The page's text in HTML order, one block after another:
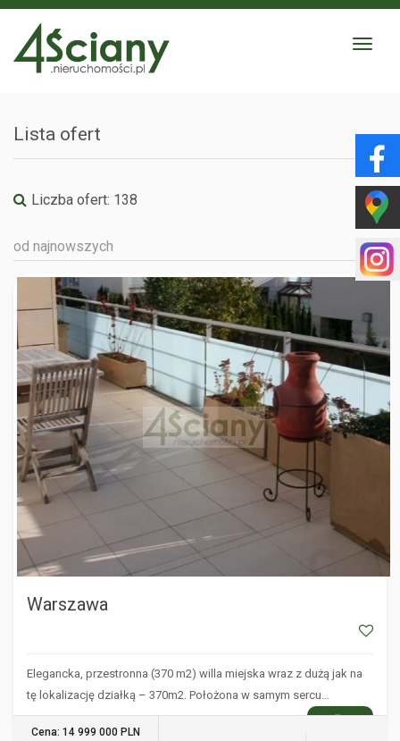
Toggle
Lista ofert
Liczba ofert: 138
od najnowszych
WARSZAWA
Warszawa
Elegancka, przestronna (370 m2) willa miejska wraz z dużą jak na
tę lokalizację działką – 370m2. Położona w samym sercu…
WIĘCEJ
Cena: 14 999 000 PLN